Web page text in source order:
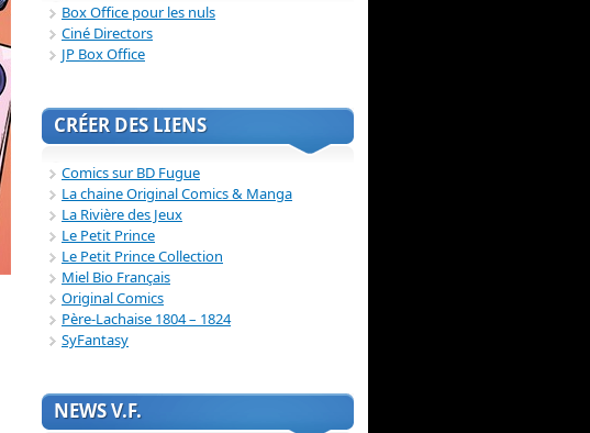
Box Office pour les nuls
Ciné Directors
JP Box Office
CRÉER DES LIENS
Comics sur BD Fugue
La chaine Original Comics & Manga
La Rivière des Jeux
Le Petit Prince
Le Petit Prince Collection
Miel Bio Français
Original Comics
Père-Lachaise 1804 – 1824
SyFantasy
NEWS V.F.